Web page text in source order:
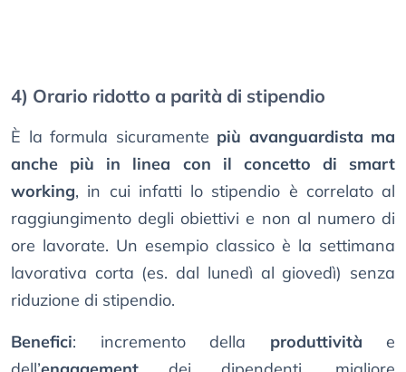
4) Orario ridotto a parità di stipendio
È la formula sicuramente più avanguardista ma
anche più in linea con il concetto di smart
working, in cui infatti lo stipendio è correlato al
raggiungimento degli obiettivi e non al numero di
ore lavorate. Un esempio classico è la settimana
lavorativa corta (es. dal lunedì al giovedì) senza
riduzione di stipendio.
Benefici: incremento della produttività e